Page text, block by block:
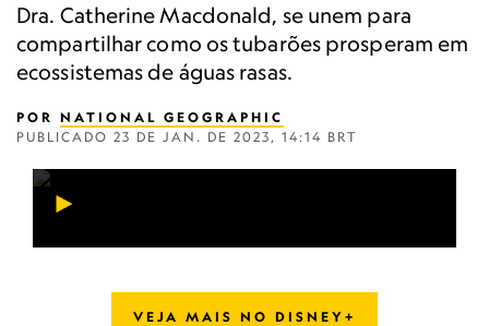
Dra. Catherine Macdonald, se unem para
compartilhar como os tubarões prosperam em
ecossistemas de águas rasas.
POR NATIONAL GEOGRAPHIC
PUBLICADO 23 DE JAN. DE 2023, 14:14 BRT
VEJA MAIS NO DISNEY+